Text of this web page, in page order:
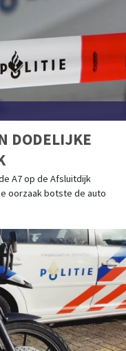
DODELIJKE
A7 op de Afsluitdijk
oorzaak botste de auto